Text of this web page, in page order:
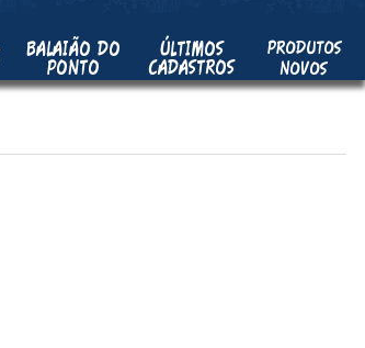
BALAIÃO DO
PONTO
ÚLTIMOS
CADASTROS
PRODUTOS
NOVOS